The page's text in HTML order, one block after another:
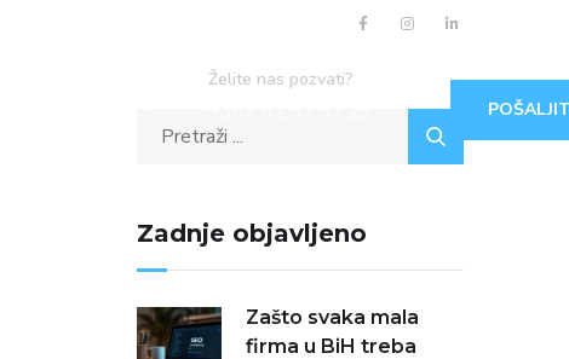
Želite nas pozvati?
Zadnje objavljeno
Zašto svaka mala
firma u BiH treba